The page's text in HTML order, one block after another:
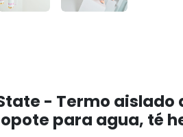
- Termo
para agua, té